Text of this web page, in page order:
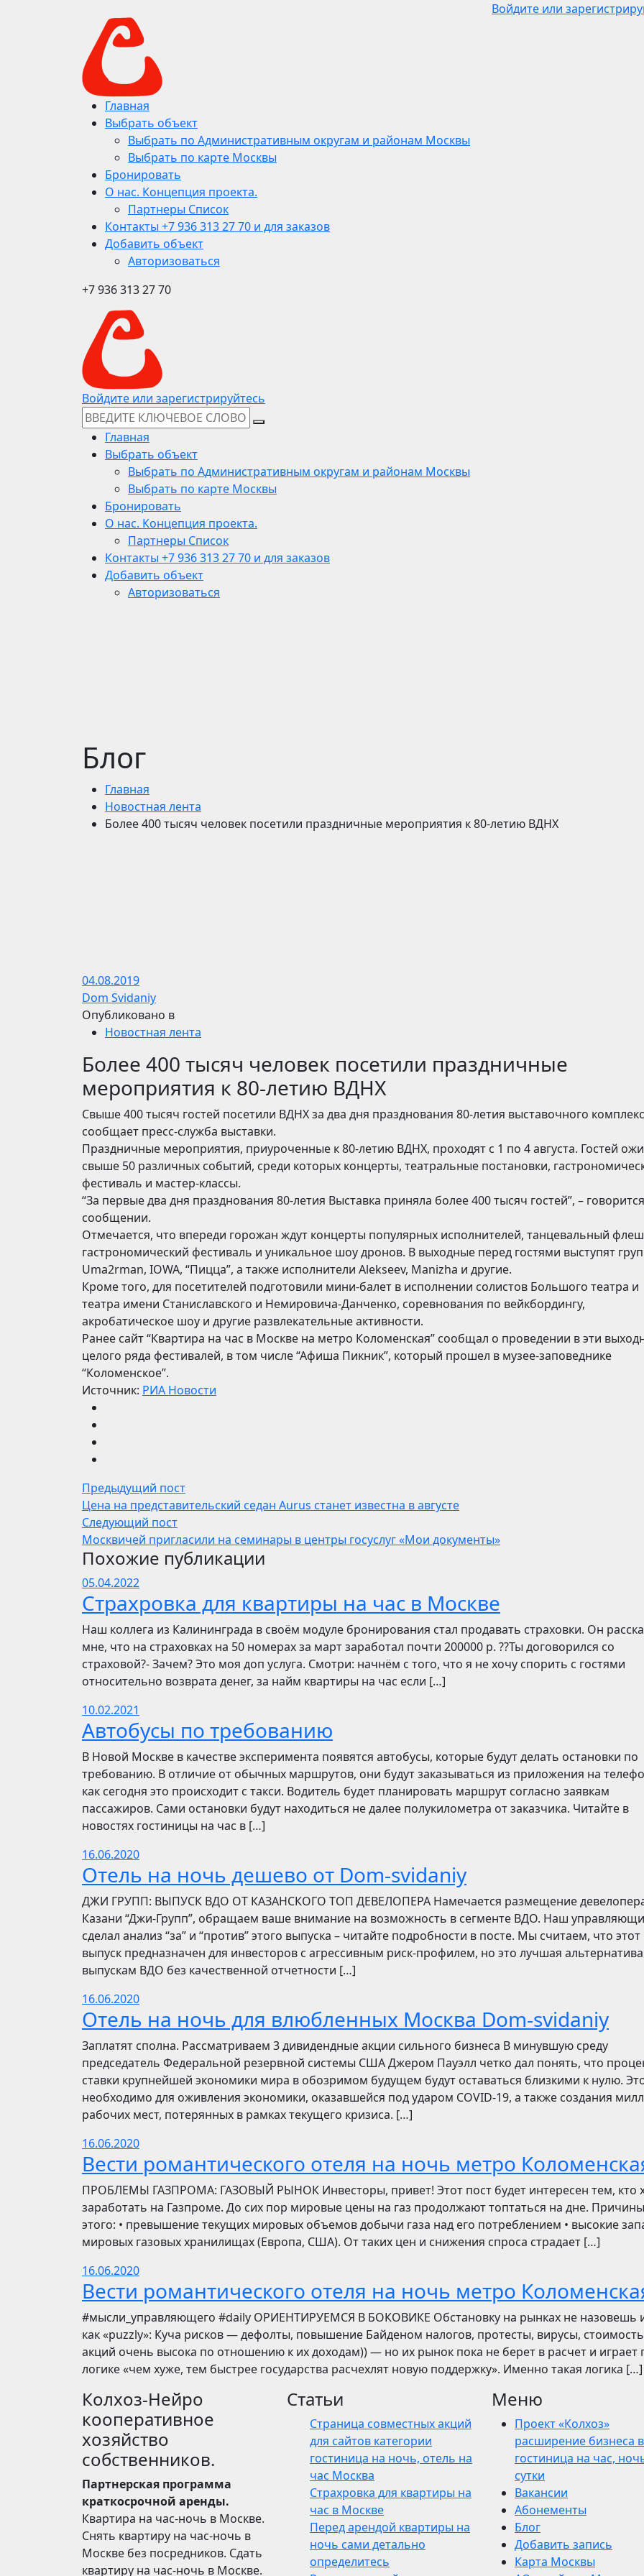
Войдите или
Главная
Выбрать объект
Выбрать по Административным округам и районам Москвы
Выбрать по карте Москвы
Бронировать
О нас. Концепция проекта.
Партнеры Список
Контакты +7 936 313 27 70 и для заказов
Добавить объект
Авторизоваться
+7 936 313 27 70
Войдите или зарегистрируйтесь
Главная
Выбрать объект
Выбрать по Административным округам и районам Москвы
Выбрать по карте Москвы
Бронировать
О нас. Концепция проекта.
Партнеры Список
Контакты +7 936 313 27 70 и для заказов
Добавить объект
Авторизоваться
Блог
Главная
Новостная лента
Более 400 тысяч человек посетили праздничные мероприятия к 80-летию ВДНХ
04.08.2019
Dom Svidaniy
Опубликовано в
Новостная лента
Более 400 тысяч человек посетили праздничные
мероприятия к 80-летию ВДНХ
Свыше 400 тысяч гостей посетили ВДНХ за два дня празднования 80-летия выставочного
сообщает пресс-служба выставки.
Праздничные мероприятия, приуроченные к 80-летию ВДНХ, проходят с 1 по 4 августа. Гостей
свыше 50 различных событий, среди которых концерты, театральные постановки,
фестиваль и мастер-классы.
“За первые два дня празднования 80-летия Выставка приняла более 400 тысяч гостей”, –
сообщении.
Отмечается, что впереди горожан ждут концерты популярных исполнителей, танцевальный
гастрономический фестиваль и уникальное шоу дронов. В выходные перед гостями выступят
Uma2rman, IOWA, “Пицца”, а также исполнители Alekseev, Manizha и другие.
Кроме того, для посетителей подготовили мини-балет в исполнении солистов Большого театра и
театра имени Станиславского и Немировича-Данченко, соревнования по вейкбордингу,
акробатическое шоу и другие развлекательные активности.
Ранее сайт “Квартира на час в Москве на метро Коломенская” сообщал о проведении в эти
целого ряда фестивалей, в том числе “Афиша Пикник”, который прошел в музее-заповеднике
“Коломенское”.
Источник: РИА Новости
Предыдущий пост
Цена на представительский седан Aurus станет известна в августе
Следующий пост
Москвичей пригласили на семинары в центры госуслуг «Мои документы»
Похожие публикации
05.04.2022
Страхровка для квартиры на час в Москве
Наш коллега из Калининграда в своём модуле бронирования стал продавать страховки. Он
мне, что на страховках на 50 номерах за март заработал почти 200000 р. ??Ты договорился со
страховой?- Зачем? Это моя доп услуга. Смотри: начнём с того, что я не хочу спорить с гостями
относительно возврата денег, за найм квартиры на час если […]
10.02.2021
Автобусы по требованию
В Новой Москве в качестве эксперимента появятся автобусы, которые будут делать остановки по
требованию. В отличие от обычных маршрутов, они будут заказываться из приложения на
как сегодня это происходит с такси. Водитель будет планировать маршрут согласно заявкам
пассажиров. Сами остановки будут находиться не далее полукилометра от заказчика. Читайте в
новостях гостиницы на час в […]
16.06.2020
Отель на ночь дешево от Dom-svidaniy
​​ДЖИ ГРУПП: ВЫПУСК ВДО ОТ КАЗАНСКОГО ТОП ДЕВЕЛОПЕРА Намечается размещение
Казани “Джи-Групп”, обращаем ваше внимание на возможность в сегменте ВДО. Наш
сделал анализ “за” и “против” этого выпуска – читайте подробности в посте. Мы считаем, что этот
выпуск предназначен для инвесторов с агрессивным риск-профилем, но это лучшая альтернатива
выпускам ВДО без качественной отчетности […]
16.06.2020
Отель на ночь для влюбленных Москва Dom-svidaniy
Заплатят сполна. Рассматриваем 3 дивидендные акции сильного бизнеса В минувшую среду
председатель Федеральной резервной системы США Джером Пауэлл четко дал понять, что
ставки крупнейшей экономики мира в обозримом будущем будут оставаться близкими к нулю.
необходимо для оживления экономики, оказавшейся под ударом COVID-19, а также создания
рабочих мест, потерянных в рамках текущего кризиса. […]
16.06.2020
Вести романтического отеля на ночь метро
ПРОБЛЕМЫ ГАЗПРОМА: ГАЗОВЫЙ РЫНОК Инвесторы, привет! Этот пост будет интересен тем, кто
заработать на Газпроме. До сих пор мировые цены на газ продолжают топтаться на дне. Причины
этого: • превышение текущих мировых объемов добычи газа над его потреблением • высокие
мировых газовых хранилищах (Европа, США). От таких цен и снижения спроса страдает […]
16.06.2020
Вести романтического отеля на ночь метро
​​#мысли_управляющего #daily ОРИЕНТИРУЕМСЯ В БОКОВИКЕ Обстановку на рынках не назовешь
как «puzzly»: Куча рисков — дефолты, повышение Байденом налогов, протесты, вирусы, стоимость
акций очень высока по отношению к их доходам)) — но их рынок пока не берет в расчет и играет
логике «чем хуже, тем быстрее государства расчехлят новую поддержку». Именно такая логика […]
Колхоз-Нейро
кооперативное
хозяйство
собственников.
Партнерская программа
краткосрочной аренды.
Квартира на час-ночь в Москве.
Снять квартиру на час-ночь в
Москве без посредников. Сдать
квартиру на час-ночь в Москве.
Статьи
Страница совместных акций
для сайтов категории
гостиница на ночь, отель на
час Москва
Страхровка для квартиры на
час в Москве
Перед арендой квартиры на
ночь сами детально
определитесь
Меню
Проект «Колхоз»
расширение бизнеса
гостиница на час,
сутки
Вакансии
Абонементы
Блог
Добавить запись
Карта Москвы